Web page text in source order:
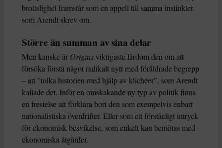
brottslighet framstår som en appell till samma instinkter
som Arendt skrev om.
Större än summan av sina delar
Men kanske är Origins viktigaste lärdom den om att
försöka förstå något radikalt nytt med föråldrade begrepp
– att ”tolka historien med hjälp av klichéer”, som Arendt
kallade det. Inför en omskakande ny typ av politik finns
en frestelse att förklara bort den som exempelvis enbart
nationalistiska överdrifter. Eller som ett förståeligt uttryck
för ekonomisk besvikelse, som enkelt kan bemötas med
ekonomiska åtgärder.